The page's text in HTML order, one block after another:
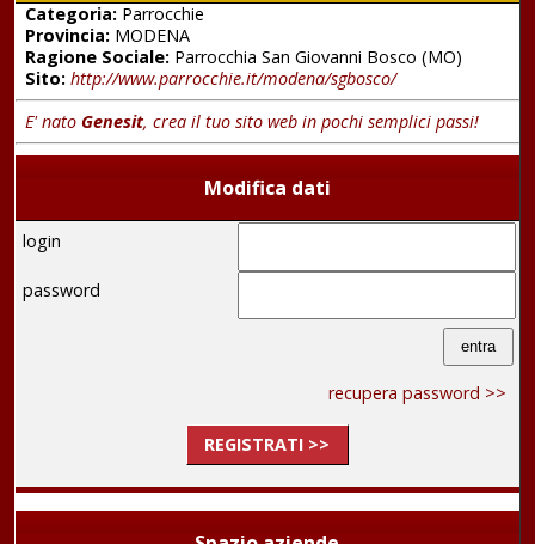
Categoria:Parrocchie
Provincia:MODENA
Ragione Sociale:Parrocchia San Giovanni Bosco (MO)
Sito: http://www.parrocchie.it/modena/sgbosco/
E' nato Genesit, crea il tuo sito web in pochi semplici passi!
Modifica dati
login
password
recupera password >>
REGISTRATI >>